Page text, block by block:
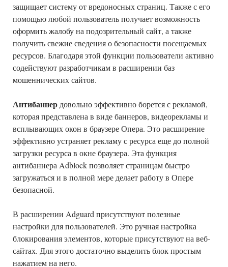
защищает систему от вредоносных страниц. Также с его
помощью любой пользователь получает возможность
оформить жалобу на подозрительный сайт, а также
получить свежие сведения о безопасности посещаемых
ресурсов. Благодаря этой функции пользователи активно
содействуют разработчикам в расширении баз
мошеннических сайтов.
Антибаннер довольно эффективно борется с рекламой,
которая представлена в виде баннеров, видеорекламы и
всплывающих окон в браузере Опера. Это расширение
эффективно устраняет рекламу с ресурса еще до полной
загрузки ресурса в окне браузера. Эта функция
антибаннера Adblock позволяет страницам быстро
загружаться и в полной мере делает работу в Опере
безопасной.
В расширении Adguard присутствуют полезные
настройки для пользователей. Это ручная настройка
блокирования элементов, которые присутствуют на веб-
сайтах. Для этого достаточно выделить блок простым
нажатием на него.